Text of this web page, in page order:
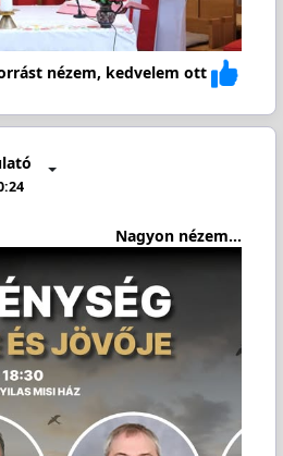
nézem, kedvelem ott
Nagyon nézem...